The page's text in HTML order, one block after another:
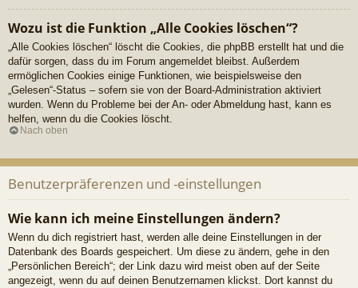
Wozu ist die Funktion „Alle Cookies löschen“?
„Alle Cookies löschen“ löscht die Cookies, die phpBB erstellt hat und die
dafür sorgen, dass du im Forum angemeldet bleibst. Außerdem
ermöglichen Cookies einige Funktionen, wie beispielsweise den
„Gelesen“-Status – sofern sie von der Board-Administration aktiviert
wurden. Wenn du Probleme bei der An- oder Abmeldung hast, kann es
helfen, wenn du die Cookies löscht.
Nach oben
Benutzerpräferenzen und -einstellungen
Wie kann ich meine Einstellungen ändern?
Wenn du dich registriert hast, werden alle deine Einstellungen in der
Datenbank des Boards gespeichert. Um diese zu ändern, gehe in den
„Persönlichen Bereich“; der Link dazu wird meist oben auf der Seite
angezeigt, wenn du auf deinen Benutzernamen klickst. Dort kannst du